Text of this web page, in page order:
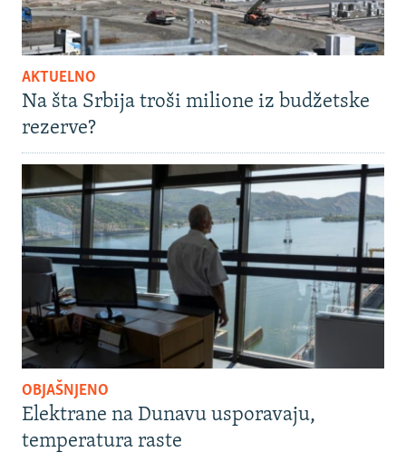
AKTUELNO
Na šta Srbija troši milione iz budžetske
rezerve?
OBJAŠNJENO
Elektrane na Dunavu usporavaju,
temperatura raste